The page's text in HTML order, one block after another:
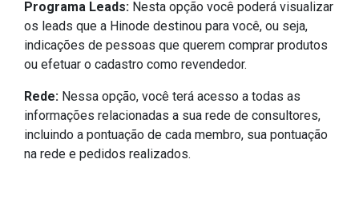
Programa Leads: Nesta opção você poderá visualizar
os leads que a Hinode destinou para você, ou seja,
indicações de pessoas que querem comprar produtos
ou efetuar o cadastro como revendedor.
Rede: Nessa opção, você terá acesso a todas as
informações relacionadas a sua rede de consultores,
incluindo a pontuação de cada membro, sua pontuação
na rede e pedidos realizados.